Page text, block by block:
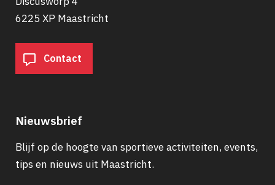
6225 XP Maastricht
Contact
Nieuwsbrief
Blijf op de hoogte van sportieve activiteiten, events,
tips en nieuws uit Maastricht.